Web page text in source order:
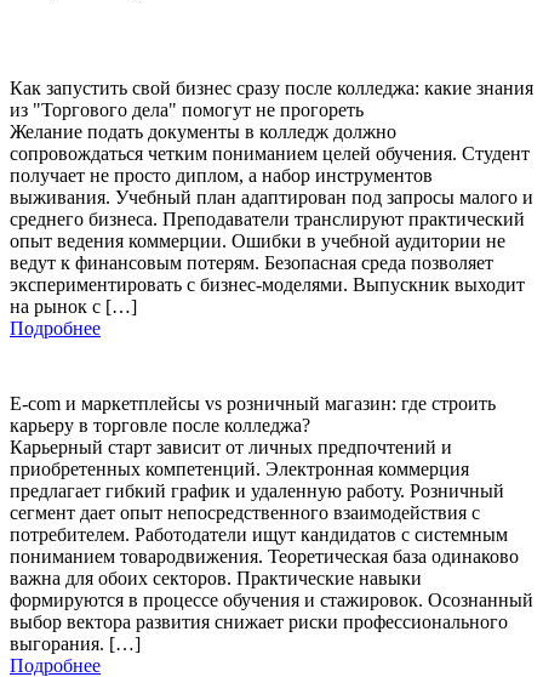
Как запустить свой бизнес сразу после колледжа: какие знания
из "Торгового дела" помогут не прогореть
Желание подать документы в колледж должно
сопровождаться четким пониманием целей обучения. Студент
получает не просто диплом, а набор инструментов
выживания. Учебный план адаптирован под запросы малого и
среднего бизнеса. Преподаватели транслируют практический
опыт ведения коммерции. Ошибки в учебной аудитории не
ведут к финансовым потерям. Безопасная среда позволяет
экспериментировать с бизнес-моделями. Выпускник выходит
на рынок с […]
Подробнее
E-com и маркетплейсы vs розничный магазин: где строить
карьеру в торговле после колледжа?
Карьерный старт зависит от личных предпочтений и
приобретенных компетенций. Электронная коммерция
предлагает гибкий график и удаленную работу. Розничный
сегмент дает опыт непосредственного взаимодействия с
потребителем. Работодатели ищут кандидатов с системным
пониманием товародвижения. Теоретическая база одинаково
важна для обоих секторов. Практические навыки
формируются в процессе обучения и стажировок. Осознанный
выбор вектора развития снижает риски профессионального
выгорания. […]
Подробнее